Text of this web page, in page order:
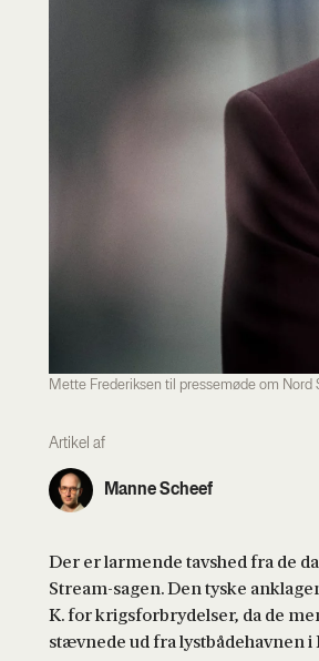
Mette Frederiksen til pressemøde om
Artikel af
Manne Scheef
Der er larmende tavshed fra de
Stream-sagen. Den tyske
K. for krigsforbrydelser, da de
stævnede ud fra lystbådehavnen